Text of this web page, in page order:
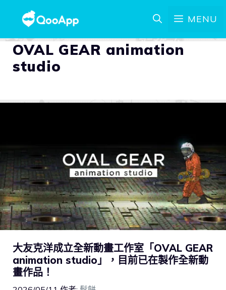
MENU
OVAL GEAR animation
studio
大友克洋成立全新動畫工作室「OVAL GEAR
animation studio」，目前已在製作全新動
畫作品！